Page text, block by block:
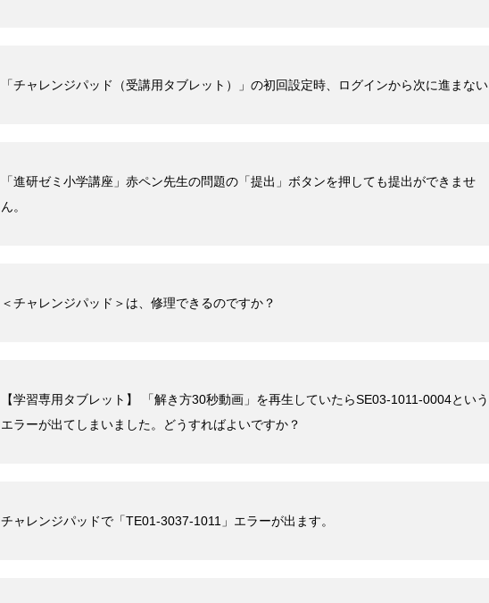
「チャレンジパッド（受講用タブレット）」の初回設定時、ログインから次に進まない
「進研ゼミ小学講座」赤ペン先生の問題の「提出」ボタンを押しても提出ができませ
ん。
＜チャレンジパッド＞は、修理できるのですか？
【学習専用タブレット】 「解き方30秒動画」を再生していたらSE03-1011-0004という
エラーが出てしまいました。どうすればよいですか？
チャレンジパッドで「TE01-3037-1011」エラーが出ます。